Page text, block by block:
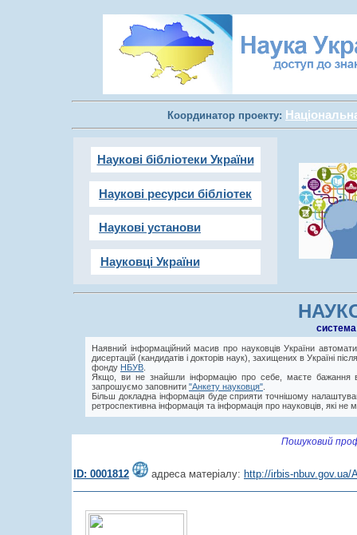
Координатор проекту:
Наукові бібліотеки України
Наукові ресурси бібліотек
Наукові установи
Науковці України
cистема
Наявний інформаційний масив про науковців України
дисертацій (кандидатів і докторів наук), захищених в Україні
фонду НБУВ
Якщо, ви не знайшли інформацію про себе, маєте бажання
запрошуємо заповнити "Анкету науковця"
Більш докладна інформація буде сприяти точнішому
ретроспективна інформація та інформація про науковців, які не
Пошуковий
ID: 0001812 адреса матеріалу: http://irbis-nbuv.gov.ua/